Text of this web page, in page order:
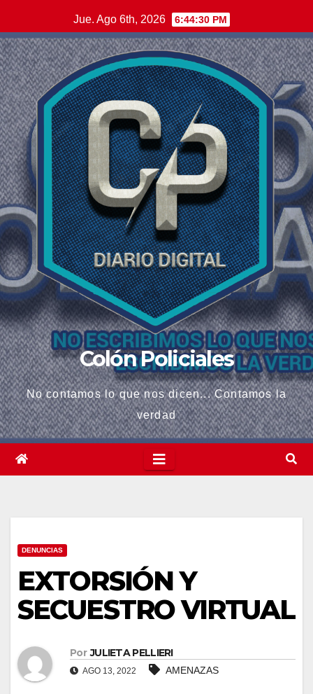
al
contenido
Jue. Ago 6th, 2026 6:44:31 PM
Colón Policiales
No contamos lo que nos dicen... Contamos la
verdad
DENUNCIAS
EXTORSIÓN Y
SECUESTRO VIRTUAL
Por JULIETA PELLIERI
AGO 13, 2022 AMENAZAS